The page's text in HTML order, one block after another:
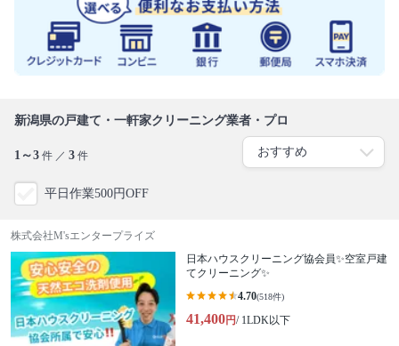
新潟県の戸建て・一軒家クリーニング業者・プロ
1～3 件 ／ 3 件
平日作業500円OFF
株式会社M'sエンタープライズ
日本ハウスクリーニング協会員✨空室戸建
てクリーニング✨
4.70(518件)
41,400円/ 1LDK以下